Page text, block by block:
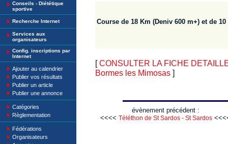
Conseils - Diététique
sportive
Recherche Internet
Services aux
organisateurs
Config. inscriptions par
Internet
Ajouter au calendrier
Publier vos résultats
Publier un article
Publier une annonce
Catégories
Règlementation
Fédérations
Organisateurs
Course de 18 Km (Deniv 600 m+) et de
[CONSULTER LA FICHE
Bormes les Mimosas ]
évènement précédent :
<<<< Téléthon de St Sardos - St Sardos